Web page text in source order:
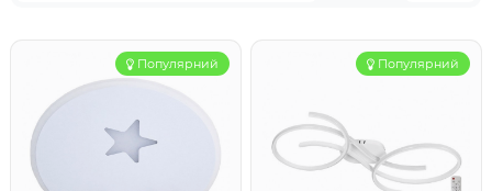
Популярний Популярний